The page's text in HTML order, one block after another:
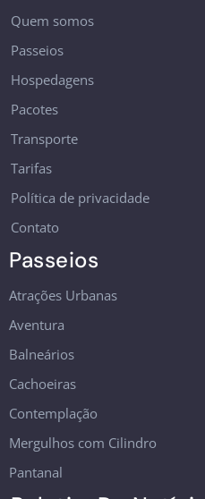
Quem somos
Passeios
Hospedagens
Pacotes
Transporte
Tarifas
Política de privacidade
Contato
Passeios
Atrações Urbanas
Aventura
Balneários
Cachoeiras
Contemplação
Mergulhos com Cilindro
Pantanal